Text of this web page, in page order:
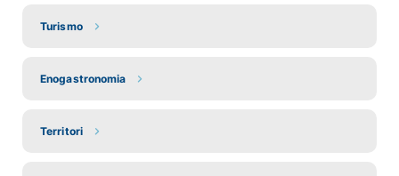
Turismo
Enogastronomia
Territori